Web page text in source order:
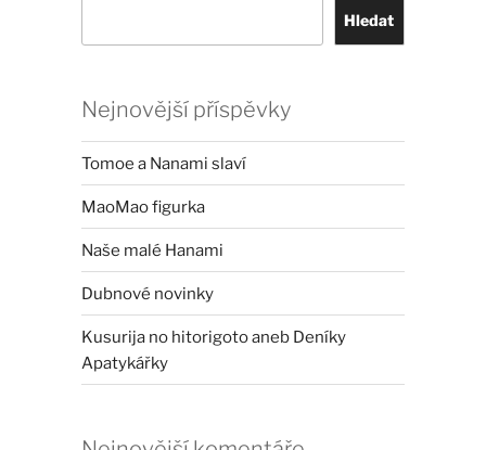
Hledat
Nejnovější příspěvky
Tomoe a Nanami slaví
MaoMao figurka
Naše malé Hanami
Dubnové novinky
Kusurija no hitorigoto aneb Deníky
Apatykářky